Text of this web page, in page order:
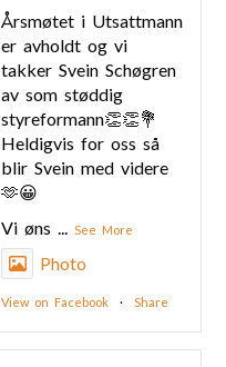
Årsmøtet i Utsattmann
er avholdt og vi
takker Svein Schøgren
av som støddig
styreformann👏👏💐
Heldigvis for oss så
blir Svein med videre
🫶😀
Vi øns ...See More
Photo
View on Facebook · Share